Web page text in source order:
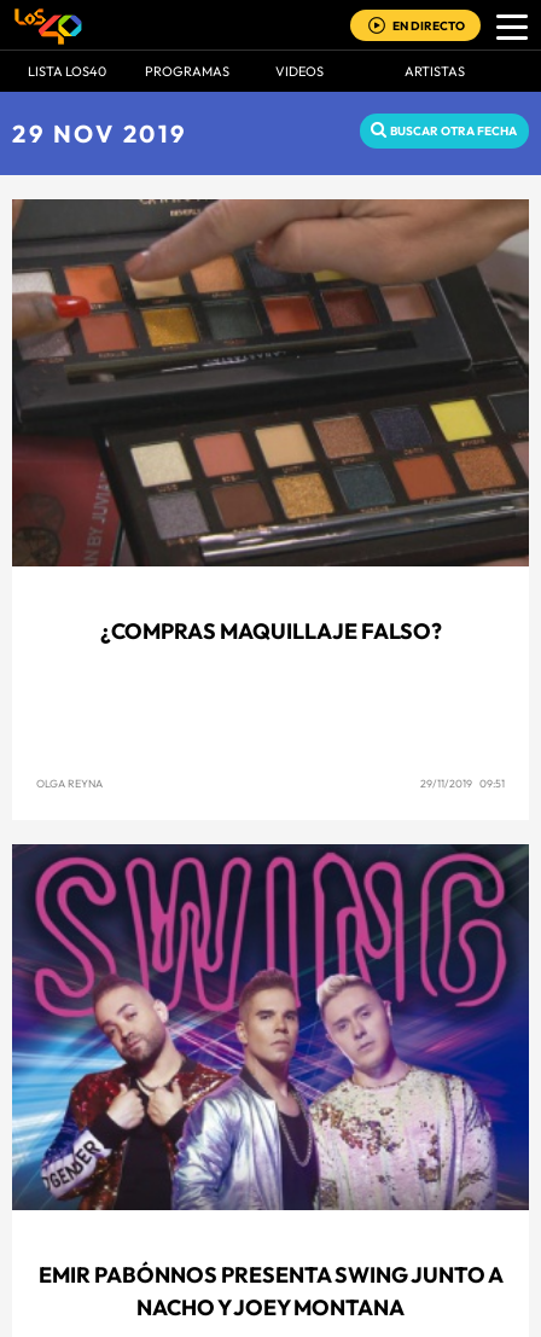
EN DIRECTO
LISTA LOS40 PROGRAMAS VIDEOS ARTISTAS
29 NOV 2019 BUSCAR OTRA FECHA
¿COMPRAS MAQUILLAJE FALSO?
OLGA REYNA 29/11/2019 09:51
EMIR PABÓNNOS PRESENTA SWING JUNTO A
NACHO Y JOEY MONTANA